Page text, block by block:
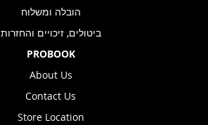
הובלה ומשלוח
ביטולים, זיכויים והחזרות
PROBOOK
About Us
Contact Us
Store Location